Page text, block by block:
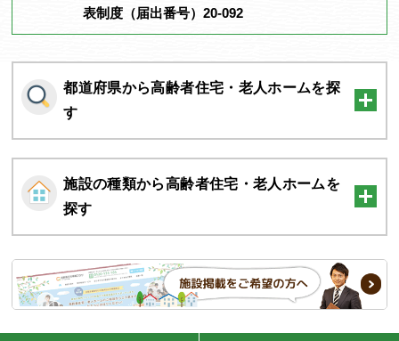
表制度（届出番号）20-092
都道府県から高齢者住宅・老人ホームを探
す
施設の種類から高齢者住宅・老人ホームを
探す